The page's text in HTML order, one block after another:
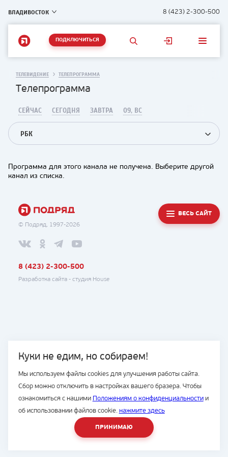
ВЛАДИВОСТОК 8 (423) 2-300-500
ПОДКЛЮЧИТЬСЯ
Куки не едим, но собираем!
Мы используем файлы cookies для улучшения работы сайта.
Сбор можно отключить в настройках вашего бразера. Чтобы
ознакомиться с нашими Положениям о конфиденциальностии
об использовании файлов cookie. нажмите здесь
ПРИНИМАЮ
ТЕЛЕВИДЕНИЕ ТЕЛЕПРОГРАММА
Телепрограмма
СЕЙЧАС СЕГОДНЯ ЗАВТРА 09, ВС
РБК
Программа для этого канала не получена. Выберите другой
канал из списка.
© Подряд, 1997-2026
ВЕСЬ САЙТ
8 (423) 2-300-500
Разработка сайта - студия House